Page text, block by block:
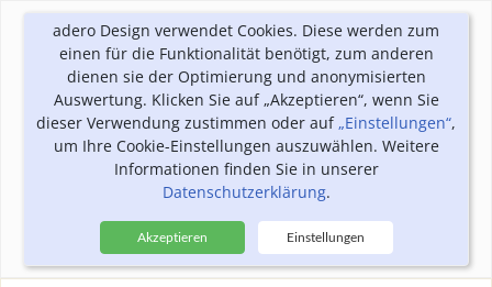
adero Design verwendet Cookies. Diese werden zum
einen für die Funktionalität benötigt, zum anderen
dienen sie der Optimierung und anonymisierten
Auswertung. Klicken Sie auf „Akzeptieren“, wenn Sie
dieser Verwendung zustimmen oder auf„Einstellungen“,
um Ihre Cookie-Einstellungen auszuwählen. Weitere
Informationen finden Sie in unserer
Datenschutzerklärung.
Akzeptieren Einstellungen